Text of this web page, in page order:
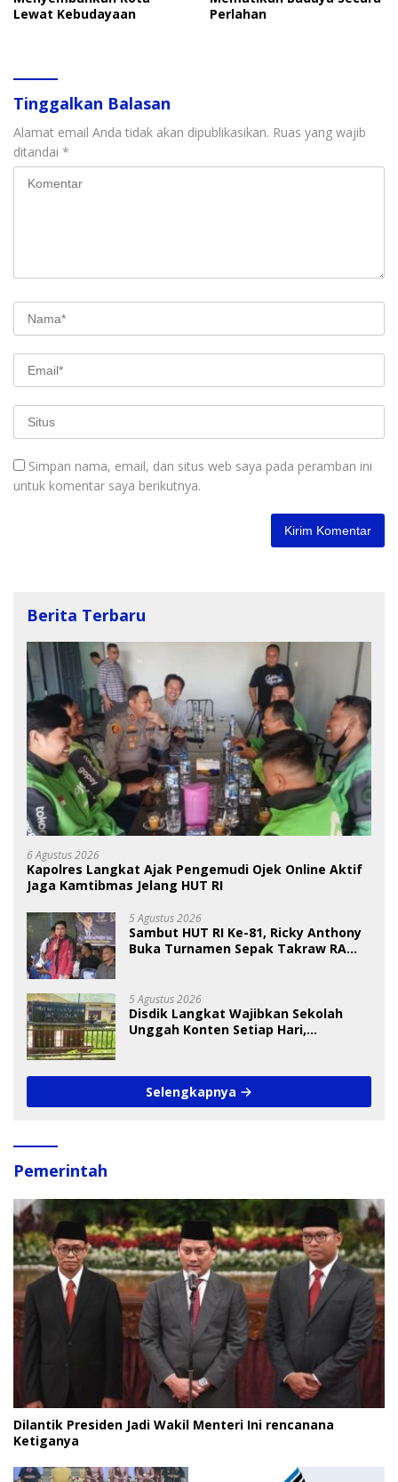
Lewat Kebudayaan
Perlahan
Tinggalkan Balasan
Alamat email Anda tidak akan dipublikasikan. Ruas yang wajib
ditandai *
Simpan nama, email, dan situs web saya pada peramban ini
untuk komentar saya berikutnya.
Berita Terbaru
6 Agustus 2026
Kapolres Langkat Ajak Pengemudi Ojek Online Aktif
Jaga Kamtibmas Jelang HUT RI
5 Agustus 2026
Sambut HUT RI Ke-81, Ricky Anthony
Buka Turnamen Sepak Takraw RA
5 Agustus 2026
Disdik Langkat Wajibkan Sekolah
Unggah Konten Setiap Hari,
Selengkapnya
Pemerintah
Dilantik Presiden Jadi Wakil Menteri Ini rencanana
Ketiganya